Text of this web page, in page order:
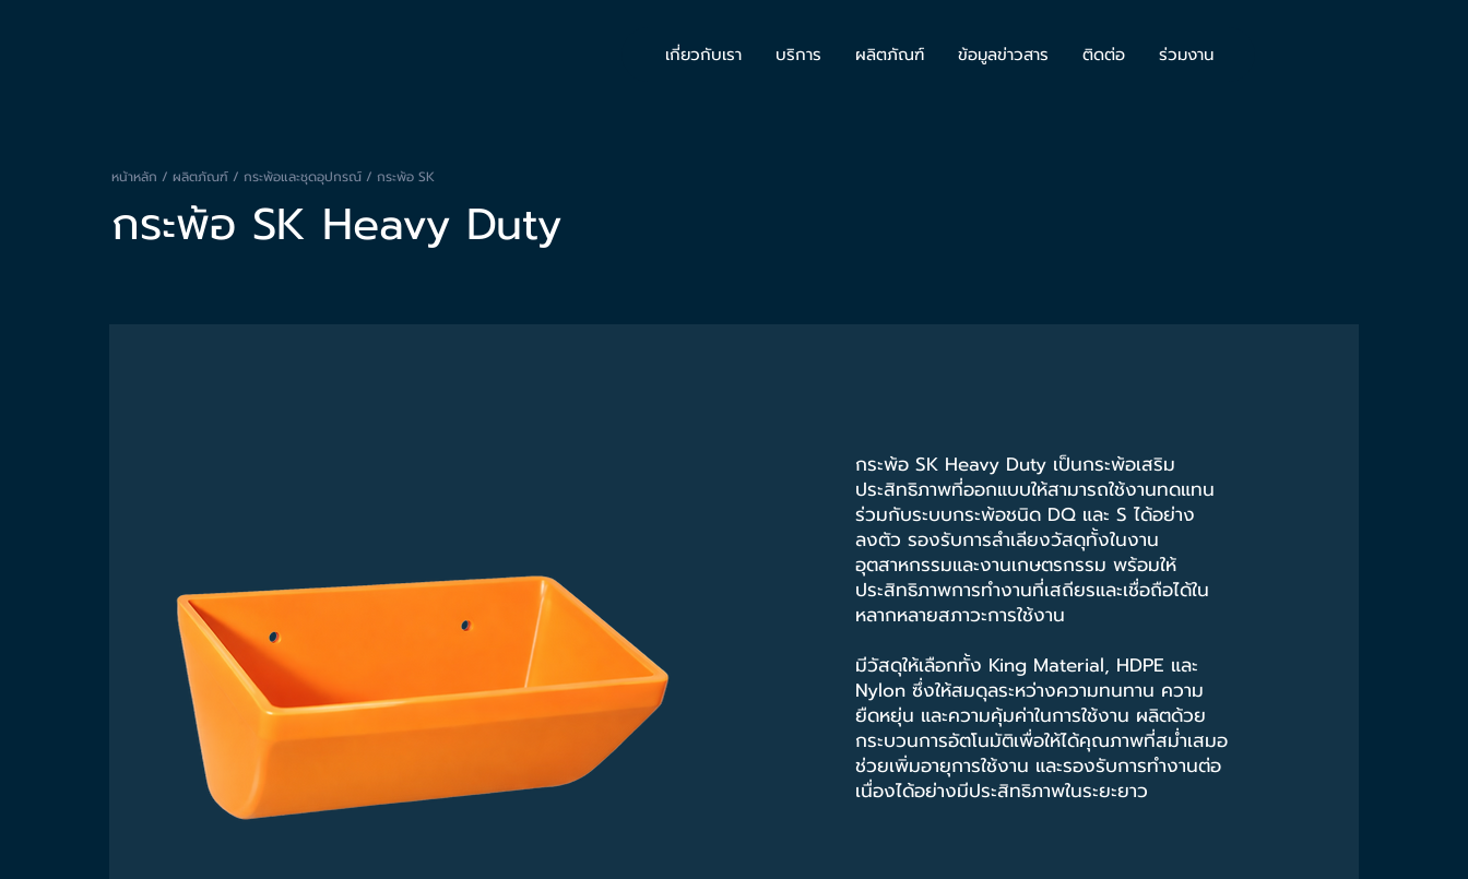
เกี่ยวกับเรา บริการ ผลิตภัณฑ์ ข้อมูลข่าวสาร ติดต่อ ร่วมงาน
หน้าหลัก / ผลิตภัณฑ์ / กระพ้อและชุดอุปกรณ์ / กระพ้อ SK
กระพ้อ SK Heavy Duty
กระพ้อ SK Heavy Duty เป็นกระพ้อเสริม
ประสิทธิภาพที่ออกแบบให้สามารถใช้งานทดแทน
ร่วมกับระบบกระพ้อชนิด DQ และ S ได้อย่าง
ลงตัว รองรับการลำเลียงวัสดุทั้งในงาน
อุตสาหกรรมและงานเกษตรกรรม พร้อมให้
ประสิทธิภาพการทำงานที่เสถียรและเชื่อถือได้ใน
หลากหลายสภาวะการใช้งาน
มีวัสดุให้เลือกทั้ง King Material, HDPE และ
Nylon ซึ่งให้สมดุลระหว่างความทนทาน ความ
ยืดหยุ่น และความคุ้มค่าในการใช้งาน ผลิตด้วย
กระบวนการอัตโนมัติเพื่อให้ได้คุณภาพที่สม่ำเสมอ
ช่วยเพิ่มอายุการใช้งาน และรองรับการทำงานต่อ
เนื่องได้อย่างมีประสิทธิภาพในระยะยาว